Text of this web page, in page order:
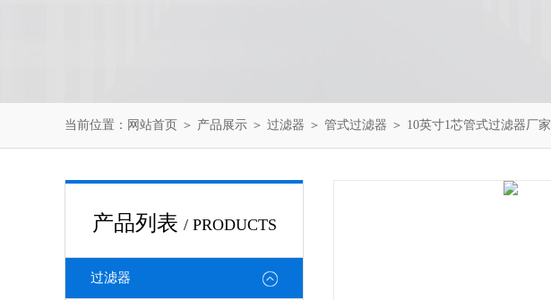
当前位置： 网站首页 ＞ 产品展示 ＞ 过滤器 ＞ 管式过滤器 ＞ 10英寸1芯管式过滤器厂家
产品列表 / PRODUCTS
过滤器